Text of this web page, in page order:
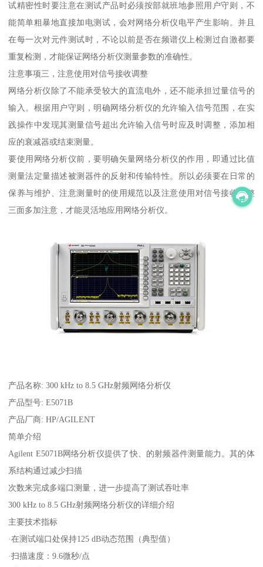
试精密性时要注意在测试产品时必须按部就班地参照用户守则，不
能简单粗暴地直接加电测试，会对网络分析仪电平产生影响。并且
在每一次对元件测试时，不论以前是否在频谱仪上检测过自激都要
重复检测，才能保证网络分析仪测量参数的准确性。
注意事项三，注意使用对信号接收调整
网络分析仪除了不能承受较大的直流电外，还不能承担过量信号的
输入。根据用户守则，明确网络分析仪的允许输入信号范围，在实
践操作中发现其测量信号超出允许输入信号时应及时调整，添加相
应的衰减器或结束测量。
要使用网络分析仪前，要明确矢量网络分析仪的作用，即通过比值
测量法定量描述被测器件的反射和传输特性。所以必须要在日常的
保养与维护、注意测量时的使用规范以及注意使用对信号接收调整
三面多加注意，才能灵活地应用网络分析仪。
产品名称: 300 kHz to 8.5 GHz射频网络分析仪
产品型号: E5071B
产品厂商: HP/AGILENT
简单介绍
Agilent E5071B网络分析仪提供了快、的射频器件测量能力。其的体
系结构通过减少扫描
次数来完成多端口测量，进一步提高了测试吞吐率
300 kHz to 8.5 GHz射频网络分析仪的详细介绍
主要技术指标
·在测试端口处保持125 dB动态范围（典型值）
·扫描速度：9.6微秒/点